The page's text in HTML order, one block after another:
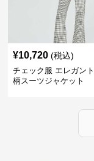
¥10,720 (税込)
チェック服 エレガン
柄スーツジャケット